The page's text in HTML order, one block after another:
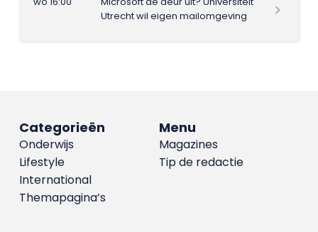
Utrecht wil eigen mailomgeving
Menu
Magazines
Tip de redactie
Categorieën
Onderwijs
Lifestyle
International
Themapagina’s